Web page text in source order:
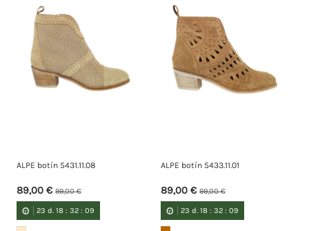
ALPE botín 5431.11.08
89,00 €99,00 €
23 d. 18 :32 :08
ALPE botín 5433.11.01
89,00 €99,00 €
23 d. 18 :32 :08